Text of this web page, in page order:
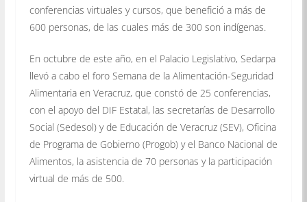
conferencias virtuales y cursos, que benefició a más de
600 personas, de las cuales más de 300 son indígenas.
En octubre de este año, en el Palacio Legislativo, Sedarpa
llevó a cabo el foro Semana de la Alimentación-Seguridad
Alimentaria en Veracruz, que constó de 25 conferencias,
con el apoyo del DIF Estatal, las secretarías de Desarrollo
Social (Sedesol) y de Educación de Veracruz (SEV), Oficina
de Programa de Gobierno (Progob) y el Banco Nacional de
Alimentos, la asistencia de 70 personas y la participación
virtual de más de 500.